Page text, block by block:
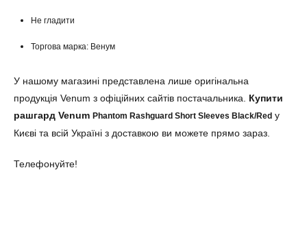
Не гладити
Торгова марка: Венум
У нашому магазині представлена лише оригінальна
продукція Venum з офіційних сайтів постачальника. Купити
рашгард Venum Phantom Rashguard Short Sleeves Black/Red у
Києві та всій Україні з доставкою ви можете прямо зараз.
Телефонуйте!